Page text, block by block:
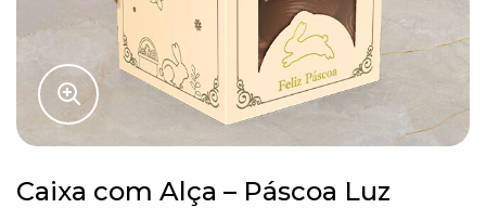
Caixa com Alça – Páscoa Luz